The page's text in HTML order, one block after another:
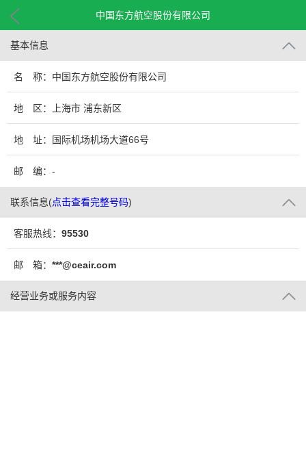
中国东方航空股份有限公司
基本信息
名 称：中国东方航空股份有限公司
地 区：上海市 浦东新区
地 址：国际机场机场大道66号
邮 编：-
联系信息(点击查看完整号码)
客服热线： 95530
邮 箱： ***@ceair.com
经营业务或服务内容